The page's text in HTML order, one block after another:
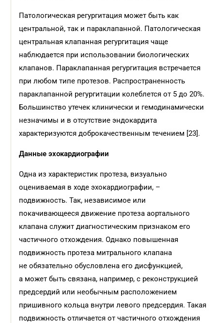
Патологическая регургитация может быть как
центральной, так и параклапанной. Патологическая
центральная клапанная регургитация чаще
наблюдается при использовании биологических
клапанов. Параклапанная регургитация встречается
при любом типе протезов. Распространенность
параклапанной регургитации колеблется от 5 до 20%.
Большинство утечек клинически и гемодинамически
незначимы и в отсутствие эндокардита
характеризуются доброкачественным течением [23].
Данные эхокардиографии
Одна из характеристик протеза, визуально
оцениваемая в ходе эхокардиографии, –
подвижность. Так, независимое или
покачивающееся движение протеза аортального
клапана служит диагностическим признаком его
частичного отхождения. Однако повышенная
подвижность протеза митрального клапана
не обязательно обусловлена его дисфункцией,
а может быть связана, например, с реконструкцией
предсердий или необычным расположением
пришивного кольца внутри левого предсердия. Такая
подвижность отличается от частичного отхождения